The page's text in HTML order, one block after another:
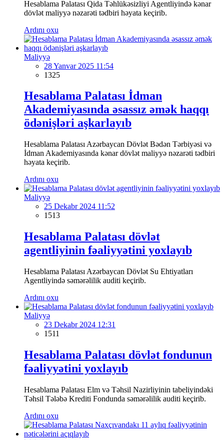
Hesablama Palatası Qida Təhlükəsizliyi Agentliyində kənar
dövlət maliyyə nəzarəti tədbiri həyata keçirib.
Ardını oxu
Maliyyə
28 Yanvar 2025 11:54
1325
Hesablama Palatası İdman
Akademiyasında əsassız əmək haqqı
ödənişləri aşkarlayıb
Hesablama Palatası Azərbaycan Dövlət Bədən Tərbiyəsi və
İdman Akademiyasında kənar dövlət maliyyə nəzarəti tədbiri
həyata keçirib.
Ardını oxu
Maliyyə
25 Dekabr 2024 11:52
1513
Hesablama Palatası dövlət
agentliyinin fəaliyyətini yoxlayıb
Hesablama Palatası Azərbaycan Dövlət Su Ehtiyatları
Agentliyində səmərəlilik auditi keçirib.
Ardını oxu
Maliyyə
23 Dekabr 2024 12:31
1511
Hesablama Palatası dövlət fondunun
fəaliyyətini yoxlayıb
Hesablama Palatası Elm və Təhsil Nazirliyinin tabeliyindəki
Təhsil Tələbə Krediti Fondunda səmərəlilik auditi keçirib.
Ardını oxu